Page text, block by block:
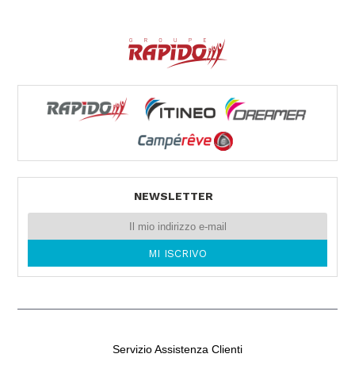
NEWSLETTER
Servizio Assistenza Clienti